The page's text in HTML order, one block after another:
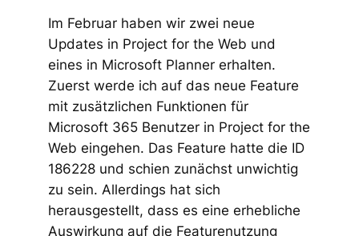
Im Februar haben wir zwei neue
Updates in Project for the Web und
eines in Microsoft Planner erhalten.
Zuerst werde ich auf das neue Feature
mit zusätzlichen Funktionen für
Microsoft 365 Benutzer in Project for the
Web eingehen. Das Feature hatte die ID
186228 und schien zunächst unwichtig
zu sein. Allerdings hat sich
herausgestellt, dass es eine erhebliche
Auswirkung auf die Featurenutzung